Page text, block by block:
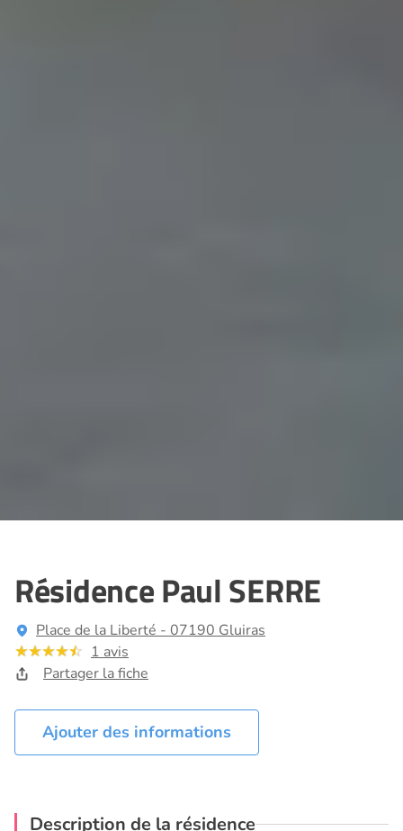
Résidence Paul SERRE
Place de la Liberté - 07190 Gluiras
1 avis
Partager la fiche
Ajouter des informations
Description de la résidence